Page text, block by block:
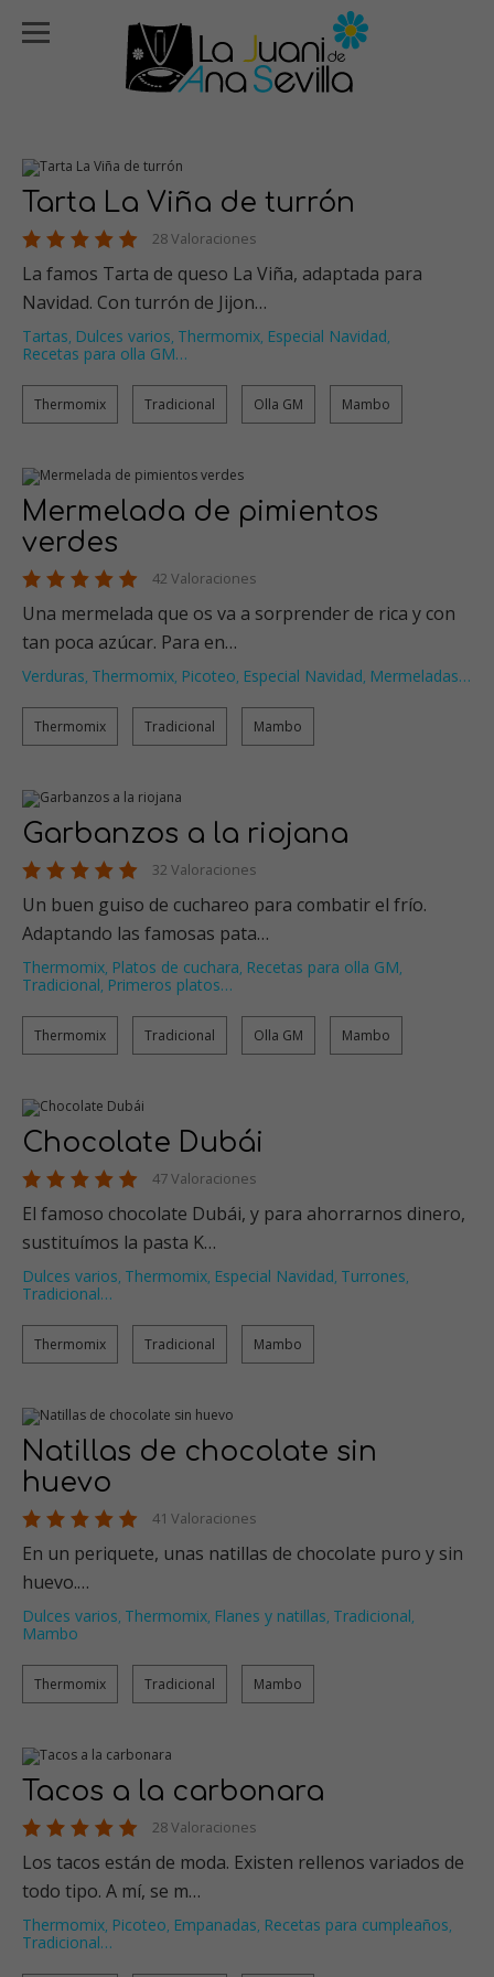
Tarta La Viña de turrón
28 Valoraciones
La famos Tarta de queso La Viña, adaptada para
Navidad. Con turrón de Jijon…
Tartas, Dulces varios, Thermomix, Especial Navidad,
Recetas para olla GM…
Thermomix Tradicional Olla GM Mambo
Mermelada de pimientos
verdes
42 Valoraciones
Una mermelada que os va a sorprender de rica y con
tan poca azúcar. Para en…
Verduras, Thermomix, Picoteo, Especial Navidad, Mermeladas…
Thermomix Tradicional Mambo
Garbanzos a la riojana
32 Valoraciones
Un buen guiso de cuchareo para combatir el frío.
Adaptando las famosas pata…
Thermomix, Platos de cuchara, Recetas para olla GM,
Tradicional, Primeros platos…
Thermomix Tradicional Olla GM Mambo
Chocolate Dubái
47 Valoraciones
El famoso chocolate Dubái, y para ahorrarnos dinero,
sustituímos la pasta K…
Dulces varios, Thermomix, Especial Navidad, Turrones,
Tradicional…
Thermomix Tradicional Mambo
Natillas de chocolate sin
huevo
41 Valoraciones
En un periquete, unas natillas de chocolate puro y sin
huevo.…
Dulces varios, Thermomix, Flanes y natillas, Tradicional,
Mambo
Thermomix Tradicional Mambo
Tacos a la carbonara
28 Valoraciones
Los tacos están de moda. Existen rellenos variados de
todo tipo. A mí, se m…
Thermomix, Picoteo, Empanadas, Recetas para cumpleaños,
Tradicional…